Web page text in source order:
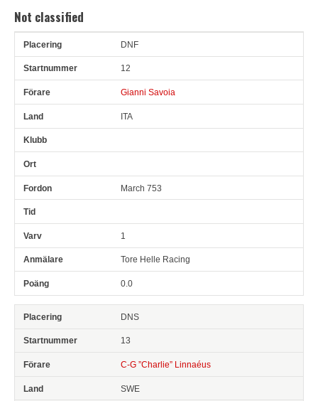
Not classified
Pl Snr Land
DNF
12
Gianni Savoia
ITA
March 753
1
Tore Helle Racing
0.0
DNS
13
C-G ”Charlie” Linnaéus
SWE